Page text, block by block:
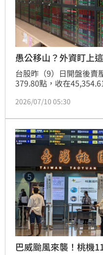
愚公移山？外資盯上
台股昨（9）日開盤後賣
379.80點，收在
被鎖定為「無情獵殺」的
收黑，下跌0.80元、跌
更暴衝至15萬5183張，
2026/07/10 05:30
巴威颱風來襲！桃機